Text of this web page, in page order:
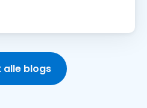
alle blogs